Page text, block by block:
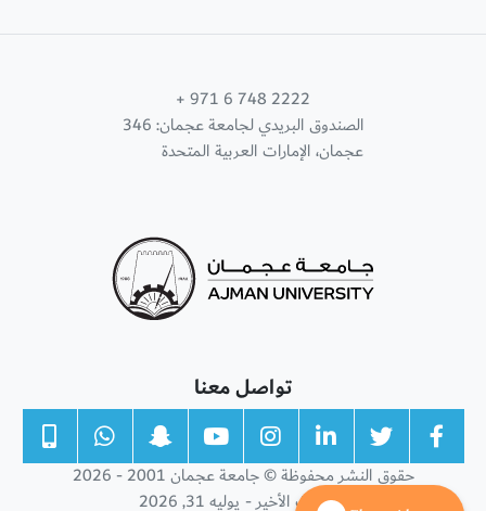
+ 971 6 748 2222
الصندوق البريدي لجامعة عجمان: 346
عجمان، الإمارات العربية المتحدة
تواصل معنا
حقوق النشر محفوظة © جامعة عجمان 2001 - 2026
التحديث الأخير - يوليه 31, 2026